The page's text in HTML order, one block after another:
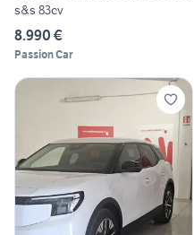
s&s 83cv
8.990 €
Passion Car